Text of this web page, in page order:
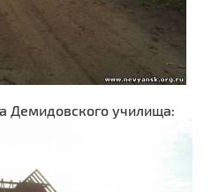
Демидовского училища: